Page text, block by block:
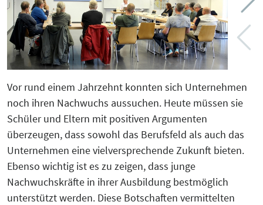
Vor rund einem Jahrzehnt konnten sich Unternehmen
noch ihren Nachwuchs aussuchen. Heute müssen sie
Schüler und Eltern mit positiven Argumenten
überzeugen, dass sowohl das Berufsfeld als auch das
Unternehmen eine vielversprechende Zukunft bieten.
Ebenso wichtig ist es zu zeigen, dass junge
Nachwuchskräfte in ihrer Ausbildung bestmöglich
unterstützt werden. Diese Botschaften vermittelten
KreisEL
SchuBS® - Schule und Betrieb am
Samstag
5G4Industry (ausgelaufen)
DeSiRe-NG (ausgelaufen)
DualStrat (ausgelaufen)
KoTeBi (ausgelaufen)
Orientierungsgespräch
Kreislaufwirtschaft-Frugale Innovation-
Regeneratives Wirtschaften
Peer Group zur EU Taxonomie
Verordnung mit Unternehmen und
Finanzakteuren aus OWL
Social-Media-Sprechtage
Website-Check OWL